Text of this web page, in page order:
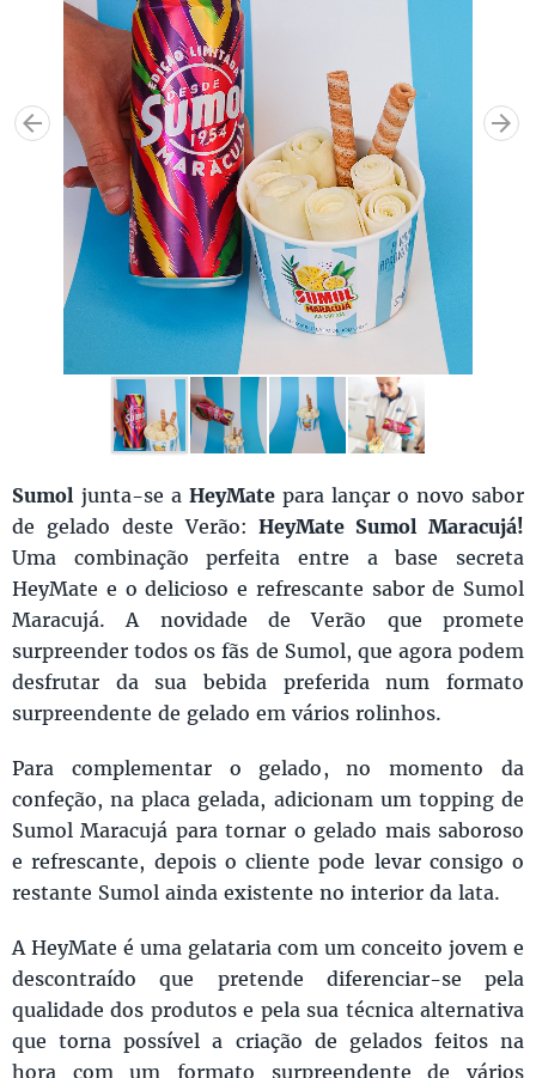
Sumol junta-se a HeyMate para lançar o novo sabor
de gelado deste Verão:HeyMate Sumol Maracujá!
Uma combinação perfeita entre a base secreta
HeyMate e o delicioso e refrescante sabor de Sumol
Maracujá. A novidade de Verão que promete
surpreender todos os fãs de Sumol, que agora podem
desfrutar da sua bebida preferida num formato
surpreendente de gelado em vários rolinhos.
Para complementar o gelado, no momento da
confeção, na placa gelada, adicionam um topping de
Sumol Maracujá para tornar o gelado mais saboroso
e refrescante, depois o cliente pode levar consigo o
restante Sumol ainda existente no interior da lata.
A HeyMate é uma gelataria com um conceito jovem e
descontraído que pretende diferenciar-se pela
qualidade dos produtos e pela sua técnica alternativa
que torna possível a criação de gelados feitos na
hora com um formato surpreendente de vários